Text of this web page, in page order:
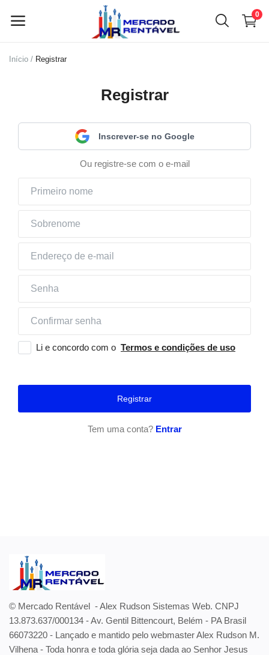
0
Menu principal
Categorias
Início
Lista de desejos
Contato
Blog
Entrar
Registrar
Localização
Início Registrar
Registrar
Inscrever-se no Google
Ou registre-se com o e-mail
Li e concordo com o Termos e condições de uso
Registrar
Tem uma conta? Entrar
© Mercado Rentável - Alex Rudson Sistemas Web. CNPJ
13.873.637/000134 - Av. Gentil Bittencourt, Belém - PA Brasil
66073220 - Lançado e mantido pelo webmaster Alex Rudson M.
Vilhena - Toda honra e toda glória seja dada ao Senhor Jesus